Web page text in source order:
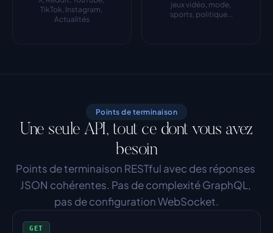
TikTok, Instagram,
Actualités
jeux vidéo, mode,
sports, politique...
Points de terminaison
Une seule API, tout ce dont vous avez
besoin
Points de terminaison RESTful avec des réponses
JSON cohérentes. Pas de complexité GraphQL,
pas de configuration WebSocket.
GET